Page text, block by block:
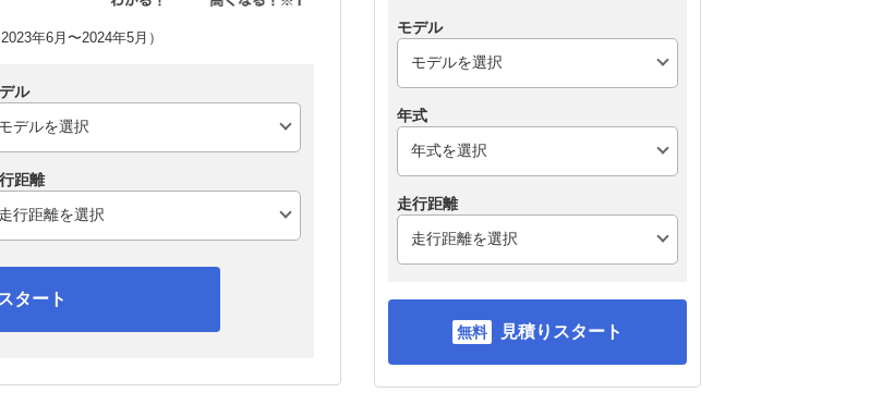
年6月〜2024年5月）
ル
距離
タート
モデル
年式
走行距離
見積りスタート